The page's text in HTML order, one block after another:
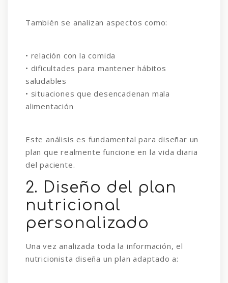
También se analizan aspectos como:
• relación con la comida
• dificultades para mantener hábitos
saludables
• situaciones que desencadenan mala
alimentación
Este análisis es fundamental para diseñar un
plan que realmente funcione en la vida diaria
del paciente.
2. Diseño del plan
nutricional
personalizado
Una vez analizada toda la información, el
nutricionista diseña un plan adaptado a: